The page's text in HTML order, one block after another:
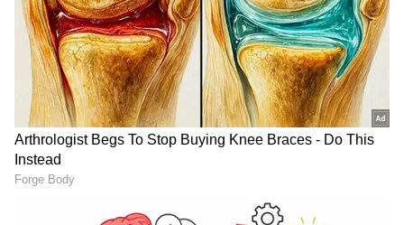
ಪಂಜಾಬ್ ಕಿಂಗ್ಸ್ ಪ್ಲೇಯಿಂಗ್ 11
ಪ್ರಿಯಾಂಶ್ ಆಱ್ಯ, ಪ್ರಭಸಿಮ್ರನ್ ಸಿಂಗ್, ಕೂಪರ್ ಕೊನೊಲಿ,
ಶ್ರೇಯಸ್ ಅಯ್ಯರ್(ನಾಯಕ), ಸೂಯಾಂಶ್ ಶೆಡ್ಗೆ, ಶಶಾಂಕ್
ಸಿಂಗ್, ಅಜಮ್ಮತುಲ್ಹಾ ಒಮ್ರಝೈ, ಹರ್ಪ್ರೀತ್ ಬ್ರಾರ್, ಲೂಕಿ
IPL ಫೈನಲ್ ಪಂದ್ಯದಲ್ಲಿ ವಿರಾಟ್
ಕೊಹ್ಲಿ ಹಾಗೂ ಶುಬಮನ್ ಗಿಲ್
ಪ್ರದರ್ಶನ ಹೇಗಿದೆ? ಯಾರು ಬೆಸ್ಟ್?
ಆರ್‌ಸಿಬಿ ಗುಜರಾತ್ ಫೈನಲ್
ಪಂದ್ಯಕ್ಕೂ ಮೊದಲು ವರ್ಣರಂಜಿತ
ಕ್ಲೂಸಿಂಗ್ ಸೆರೆಮನಿ ಇದೆಯಾ?